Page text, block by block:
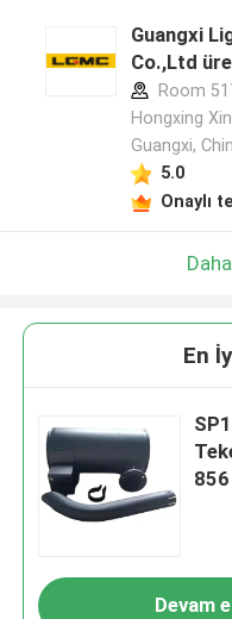
Guangxi
Co.,Ltd
Room
Hongxing
Guangxi,
5.0
Onaylı
En
Devam